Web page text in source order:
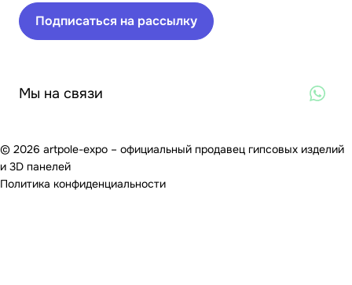
Подписаться на рассылку
Мы на связи
© 2026 artpole-expo – официальный продавец гипсовых изделий
и 3D панелей
Политика конфиденциальности